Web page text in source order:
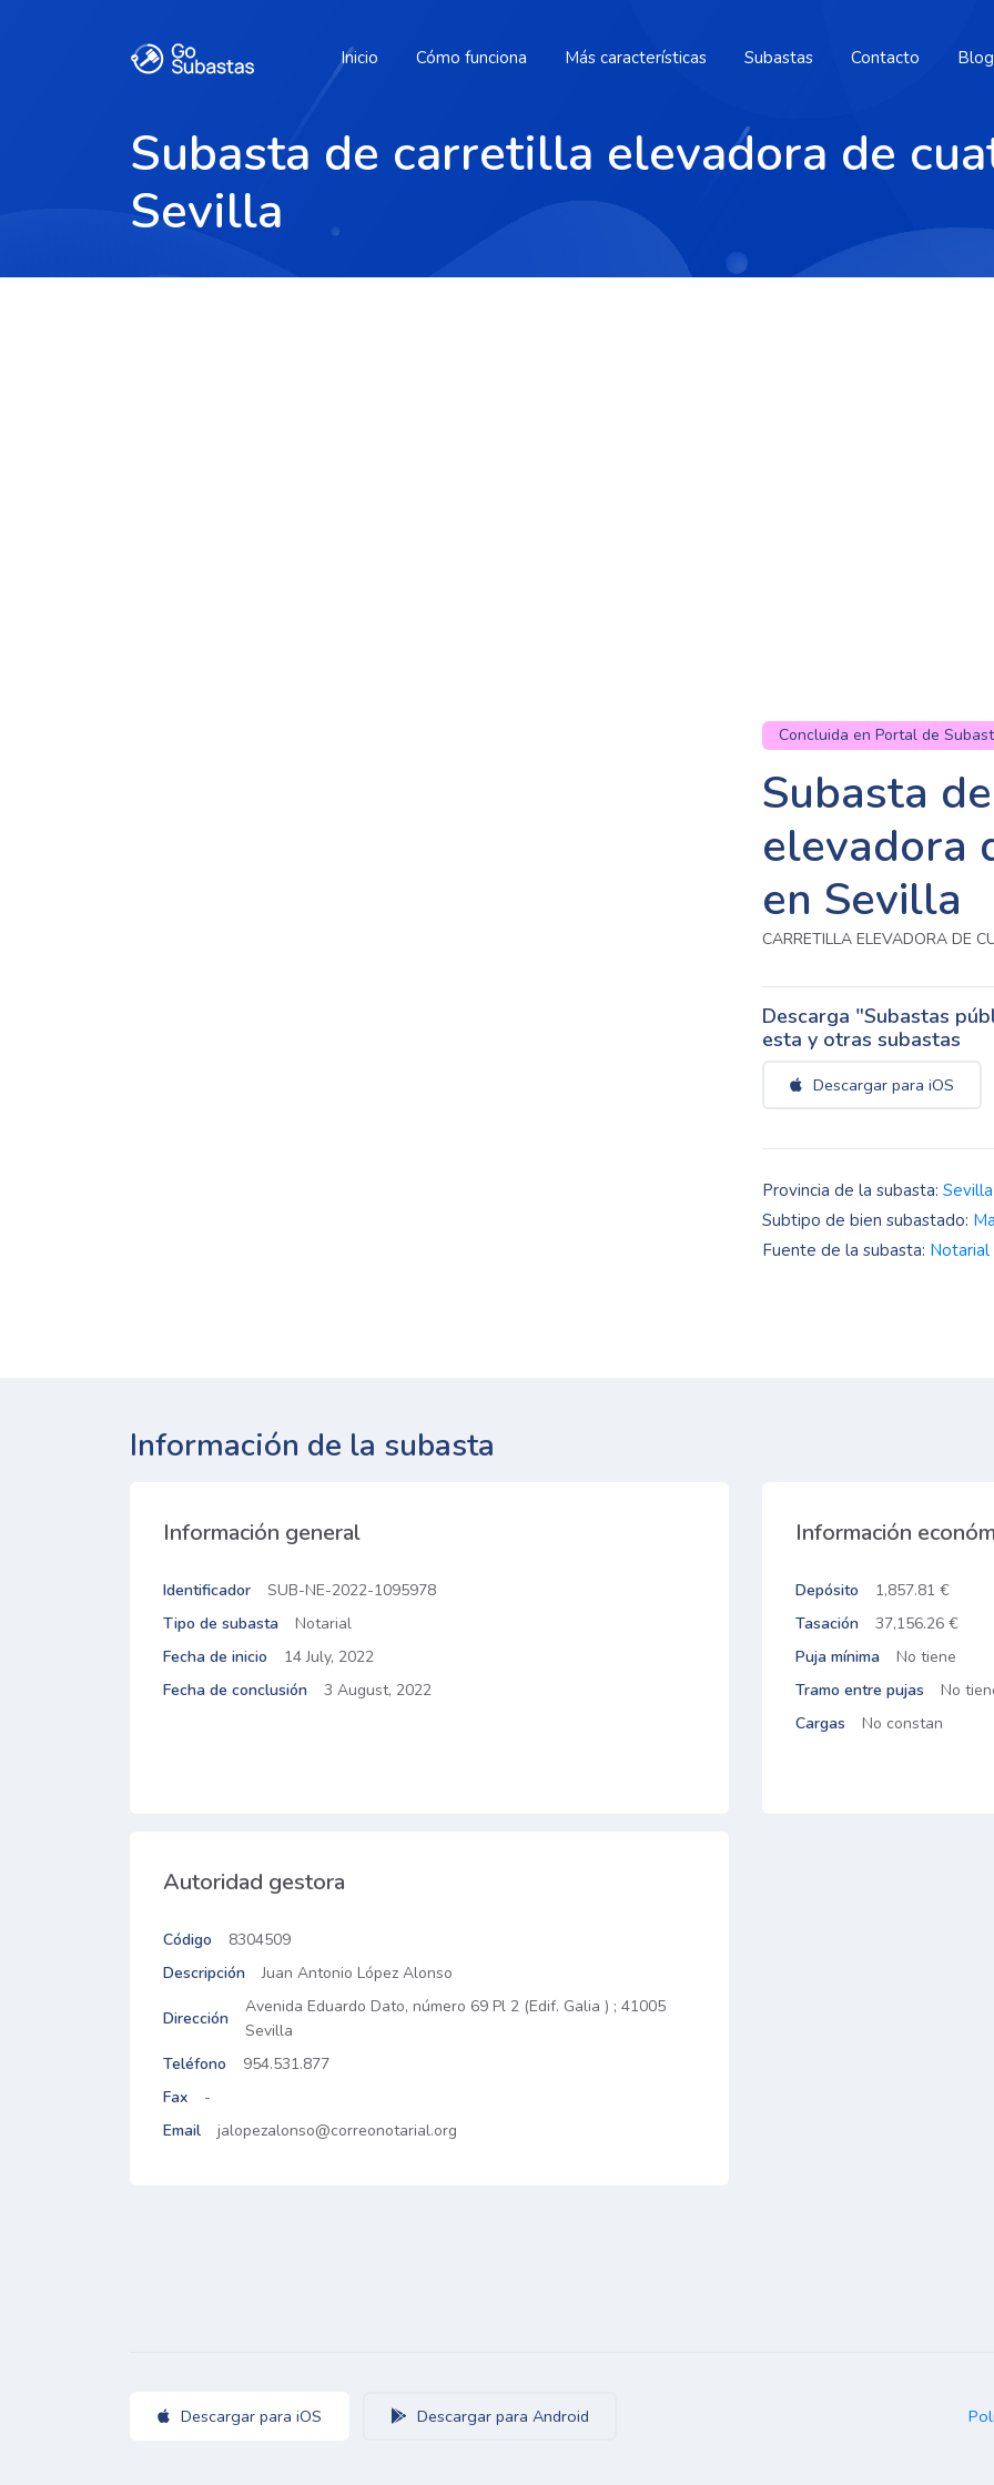
Inicio Cómo funciona Más características Subastas Contacto Blog
Subasta de carretilla elevadora de
Sevilla
Concluida en Portal de
Subasta
elevadora
en Sevilla
CARRETILLA ELEVADORA DE
Descarga "Subastas
esta y otras subastas
Descargar para iOS
Provincia de la subasta: Sevilla
Subtipo de bien subastado:
Fuente de la subasta: Notarial
Información de la subasta
Información general
Identificador
SUB-NE-2022-1095978
Tipo de subasta
Notarial
Fecha de inicio
14 July, 2022
Fecha de conclusión
3 August, 2022
Información
Depósito
1,857.81 €
Tasación
37,156.26 €
Puja mínima
No tiene
Tramo entre pujas
No
Cargas
No constan
Autoridad gestora
Código
8304509
Descripción
Juan Antonio López Alonso
Dirección
Avenida Eduardo Dato, número 69 Pl 2 (Edif. Galia ) ; 41005
Sevilla
Teléfono
954.531.877
Fax
-
Email
jalopezalonso@correonotarial.org
Descargar para iOS Descargar para Android